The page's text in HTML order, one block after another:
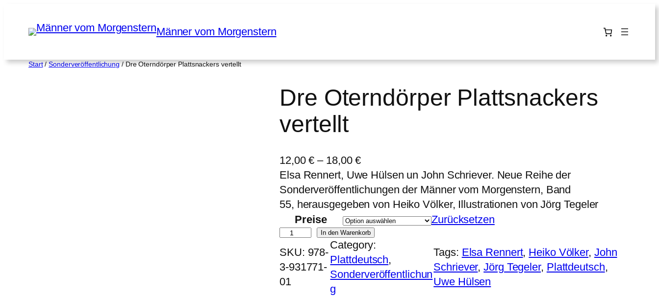
Inhalt
springen
Männer vom Morgenstern
Start/Sonderveröffentlichung/ Dre Oterndörper Plattsnackers vertellt
Dre Oterndörper Plattsnackers
vertellt
12,00€ – 18,00€
Elsa Rennert, Uwe Hülsen un John Schriever. Neue Reihe der
Sonderveröffentlichungen der Männer vom Morgenstern, Band
55, herausgegeben von Heiko Völker, Illustrationen von Jörg Tegeler
Preise
Zurücksetzen
D
r
e
O
In den Warenkorb
SKU: 978-
3-931771-
01
Category:
Plattdeutsch
Sonderveröffentlichun
g
Tags: Elsa Rennert, Heiko Völker, John
Schriever, Jörg Tegeler, Plattdeutsch
Uwe Hülsen